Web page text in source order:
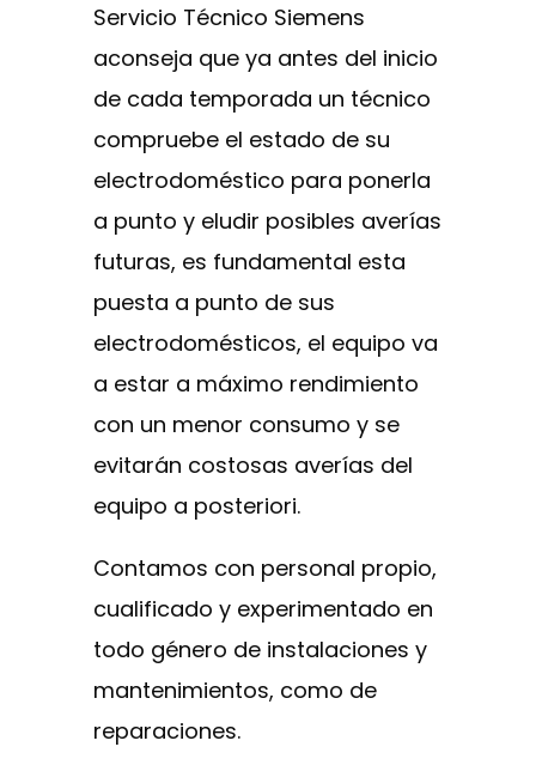
Servicio Técnico Siemens
aconseja que ya antes del inicio
de cada temporada un técnico
compruebe el estado de su
electrodoméstico para ponerla
a punto y eludir posibles averías
futuras, es fundamental esta
puesta a punto de sus
electrodomésticos, el equipo va
a estar a máximo rendimiento
con un menor consumo y se
evitarán costosas averías del
equipo a posteriori.
Contamos con personal propio,
cualificado y experimentado en
todo género de instalaciones y
mantenimientos, como de
reparaciones.